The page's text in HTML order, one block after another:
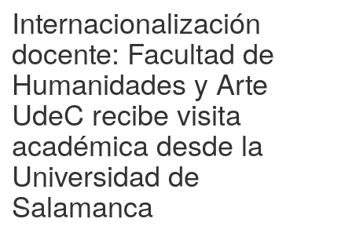
Internacionalización
docente: Facultad de
Humanidades y Arte
UdeC recibe visita
académica desde la
Universidad de
Salamanca